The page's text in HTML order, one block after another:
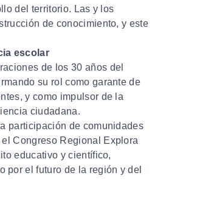
del territorio. Las y los
de conocimiento, y este
escolar
de los 30 años del
su rol como garante de
y como impulsor de la
ciudadana.
participación de comunidades
Congreso Regional Explora
educativo y científico,
por el futuro de la región y del